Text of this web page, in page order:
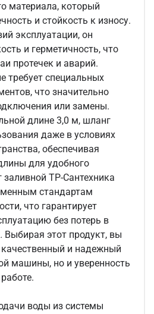
материала, который
и стойкость к износу.
эксплуатации, он
и герметичность, что
протечек и аварий.
требует специальных
что значительно
или замены.
длине 3,0 м, шланг
даже в условиях
обеспечивая
для удобного
ТР-Сантехника
стандартам
что гарантирует
без потерь в
Выбирая этот продукт, вы
качественный и надежный
машины, но и уверенность
воды из системы